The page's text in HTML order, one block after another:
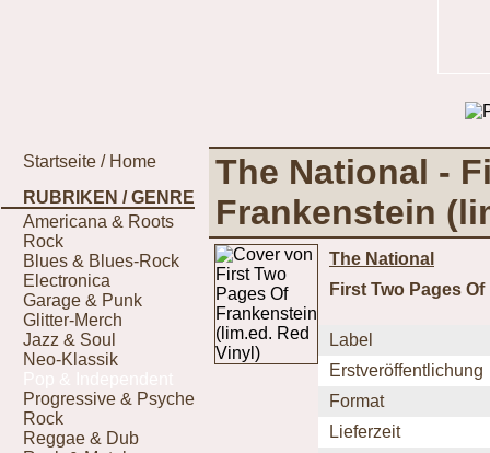
Startseite / Home
RUBRIKEN / GENRE
Americana & Roots
Rock
Blues & Blues-Rock
Electronica
Garage & Punk
Glitter-Merch
Jazz & Soul
Neo-Klassik
Progressive & Psyche
Rock
Reggae & Dub
The National -
Frankenstein
The National
First Two Pages
Label
Erstveröffentlichung
Format
Lieferzeit